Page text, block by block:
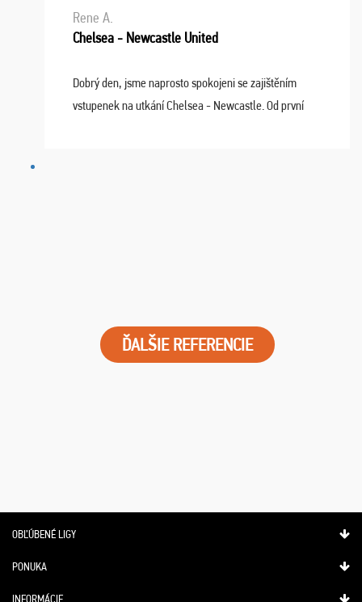
Rene A.
Chelsea - Newcastle United
Dobrý den, jsme naprosto spokojeni se zajištěním
vstupenek na utkání Chelsea - Newcastle. Od první
ĎALŠIE REFERENCIE
OBĽÚBENÉ LIGY
PONUKA
INFORMÁCIE